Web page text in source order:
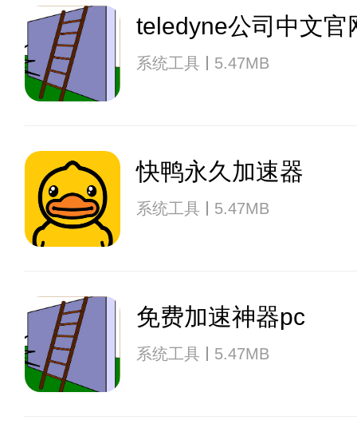
teledyne公司中文官
系统工具 5.47MB
快鸭永久加速器
系统工具 5.47MB
免费加速神器pc
系统工具 5.47MB